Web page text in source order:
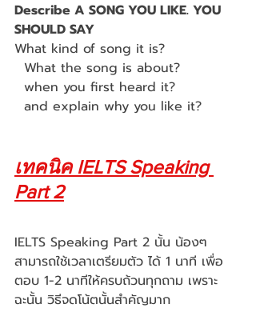
Describe A SONG YOU LIKE. YOU
SHOULD SAY
What kind of song it is?
  What the song is about?
  when you first heard it?
  and explain why you like it?
เทคนิค IELTS Speaking
Part 2
IELTS Speaking Part 2 นั้น น้องๆ
สามารถใช้เวลาเตรียมตัว ได้ 1 นาที เพื่อ
ตอบ 1-2 นาทีให้ครบถ้วนทุกถาม เพราะ
ฉะนั้น วิธีจดโน้ตนั้นสำคัญมาก